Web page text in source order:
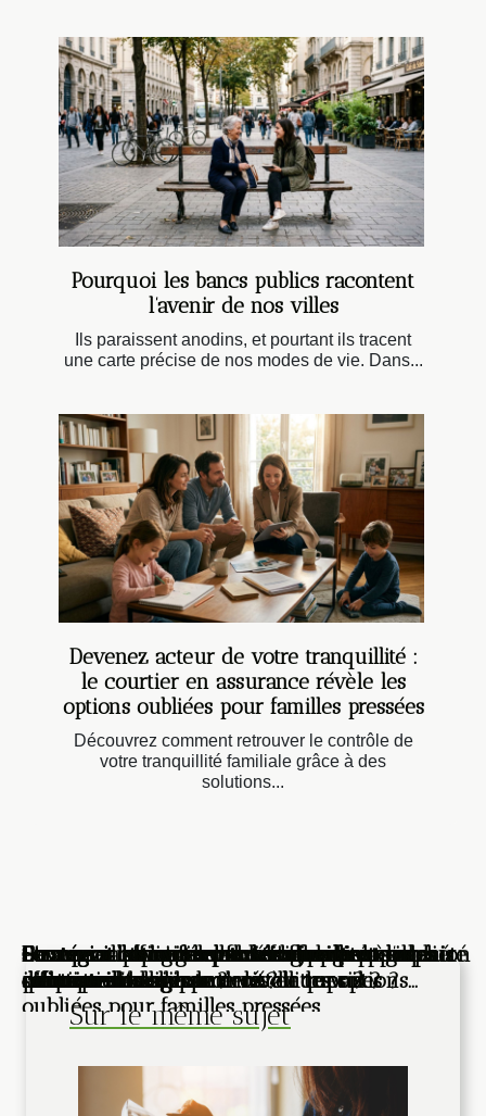
Pourquoi les bancs publics racontent
l’avenir de nos villes
Ils paraissent anodins, et pourtant ils tracent
une carte précise de nos modes de vie. Dans...
Devenez acteur de votre tranquillité :
le courtier en assurance révèle les
options oubliées pour familles pressées
Découvrez comment retrouver le contrôle de
votre tranquillité familiale grâce à des
solutions...
Sur le même sujet
L'externalisation des fiches de paie : une
solution d'avenir pour les entreprises ?
Pourquoi la peinture extérieure protège plus
qu’on ne l’imagine
Pourquoi les bancs publics racontent l’avenir
de nos villes
Devenez acteur de votre tranquillité : le
courtier en assurance révèle les options
oubliées pour familles pressées
Stratégies efficaces pour renforcer la cohésion
d'équipe
Comment identifier et résoudre les pannes
courantes de rideaux métalliques ?
Comment les nouvelles technologies
influencent-elles le droit du travail ?
Stratégies pour gérer les litiges de copropriété
efficacement
Comment naviguer les défis juridiques des
contrats intelligents ?
Comment les avis locaux influencent-ils la
perception des quartiers ?